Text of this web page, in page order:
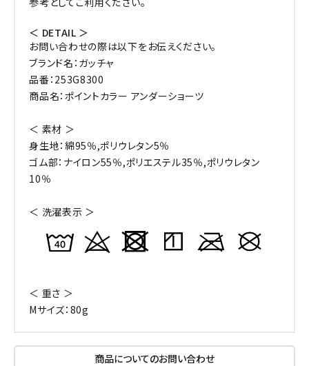
＜ DETAIL ＞
お問い合わせの際は以下をお伝えください。
ブランド名：ガッチャ
品番：253G8300
商品名：ポイントカラー アンダーショーツ
＜ 素材 ＞
身生地：綿95％,ポリウレタン5％
ゴム部：ナイロン55％,ポリエステル35％,ポリウレタン
10％
＜ 洗濯表示 ＞
＜ 重さ ＞
Mサイズ：80g
商品についてのお問い合わせ